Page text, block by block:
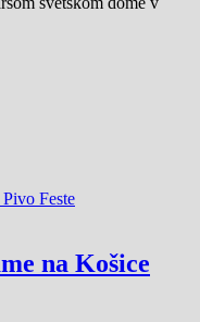
na Košice